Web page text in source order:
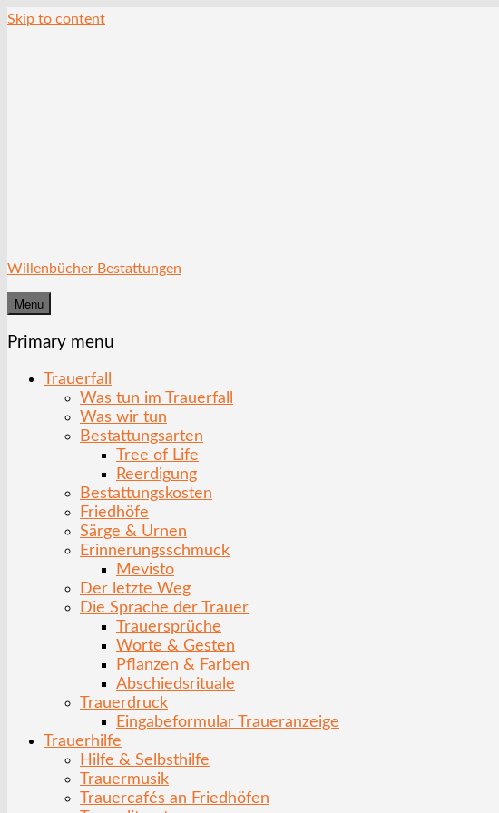
Skip to content
Willenbücher Bestattungen
Menu
Primary menu
Trauerfall
Was tun im Trauerfall
Was wir tun
Bestattungsarten
Tree of Life
Reerdigung
Bestattungskosten
Friedhöfe
Särge & Urnen
Erinnerungsschmuck
Mevisto
Der letzte Weg
Die Sprache der Trauer
Trauersprüche
Worte & Gesten
Pflanzen & Farben
Abschiedsrituale
Trauerdruck
Eingabeformular Traueranzeige
Trauerhilfe
Hilfe & Selbsthilfe
Trauermusik
Trauercafés an Friedhöfen